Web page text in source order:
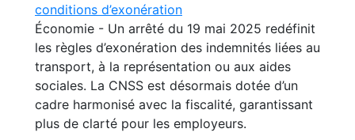
conditions d’exonération
Économie - Un arrêté du 19 mai 2025 redéfinit
les règles d’exonération des indemnités liées au
transport, à la représentation ou aux aides
sociales. La CNSS est désormais dotée d’un
cadre harmonisé avec la fiscalité, garantissant
plus de clarté pour les employeurs.